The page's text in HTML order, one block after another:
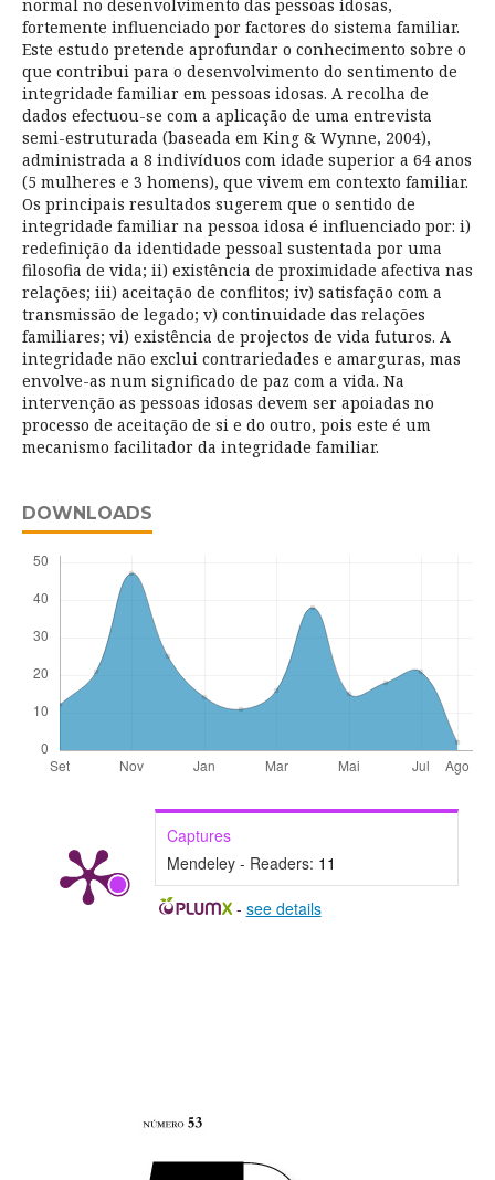
normal no desenvolvimento das pessoas idosas,
fortemente influenciado por factores do sistema familiar.
Este estudo pretende aprofundar o conhecimento sobre o
que contribui para o desenvolvimento do sentimento de
integridade familiar em pessoas idosas. A recolha de
dados efectuou-se com a aplicação de uma entrevista
semi-estruturada (baseada em King & Wynne, 2004),
administrada a 8 indivíduos com idade superior a 64 anos
(5 mulheres e 3 homens), que vivem em contexto familiar.
Os principais resultados sugerem que o sentido de
integridade familiar na pessoa idosa é influenciado por: i)
redefinição da identidade pessoal sustentada por uma
filosofia de vida; ii) existência de proximidade afectiva nas
relações; iii) aceitação de conflitos; iv) satisfação com a
transmissão de legado; v) continuidade das relações
familiares; vi) existência de projectos de vida futuros. A
integridade não exclui contrariedades e amarguras, mas
envolve-as num significado de paz com a vida. Na
intervenção as pessoas idosas devem ser apoiadas no
processo de aceitação de si e do outro, pois este é um
mecanismo facilitador da integridade familiar.
DOWNLOADS
Captures
Mendeley - Readers: 11
- see details